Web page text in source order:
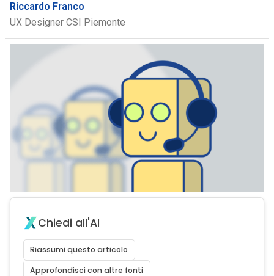
Riccardo Franco
UX Designer CSI Piemonte
Chiedi all'AI
Riassumi questo articolo
Approfondisci con altre fonti